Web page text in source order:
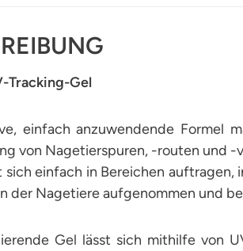
Tracking-Gel
einfach anzuwendende Formel
von Nagetierspuren, -routen und -
sich einfach in Bereichen
der Nagetiere aufgenommen und
Gel lässt sich mithilfe von